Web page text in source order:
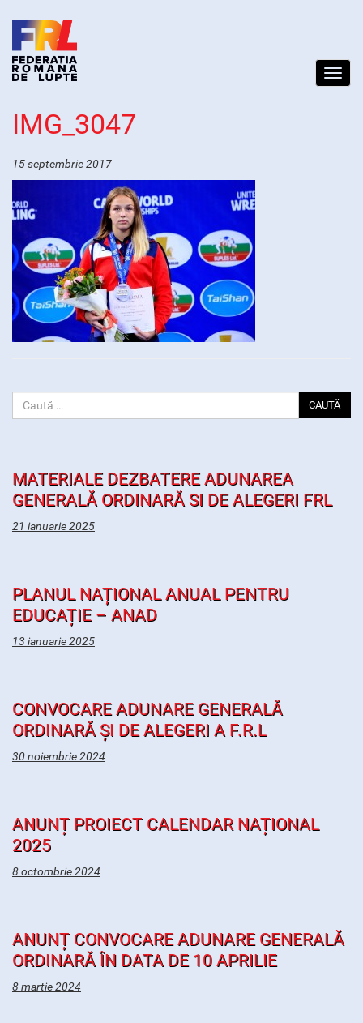
IMG_3047
15 septembrie 2017
CAUTĂ
MATERIALE DEZBATERE ADUNAREA
GENERALĂ ORDINARĂ SI DE ALEGERI FRL
21 ianuarie 2025
PLANUL NAȚIONAL ANUAL PENTRU
EDUCAȚIE – ANAD
13 ianuarie 2025
CONVOCARE ADUNARE GENERALĂ
ORDINARĂ ȘI DE ALEGERI A F.R.L
30 noiembrie 2024
ANUNȚ PROIECT CALENDAR NAȚIONAL
2025
8 octombrie 2024
ANUNȚ CONVOCARE ADUNARE GENERALĂ
ORDINARĂ ÎN DATA DE 10 APRILIE
8 martie 2024